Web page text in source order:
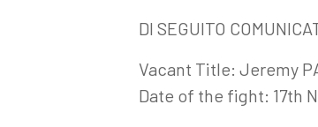
DI SEGUITO
Vacant Title: Jeremy
Date of the fight: 17th